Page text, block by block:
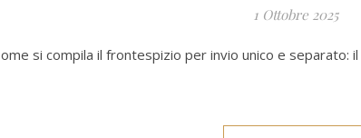
1 Ottobre 2025
ome si compila il frontespizio per invio unico e